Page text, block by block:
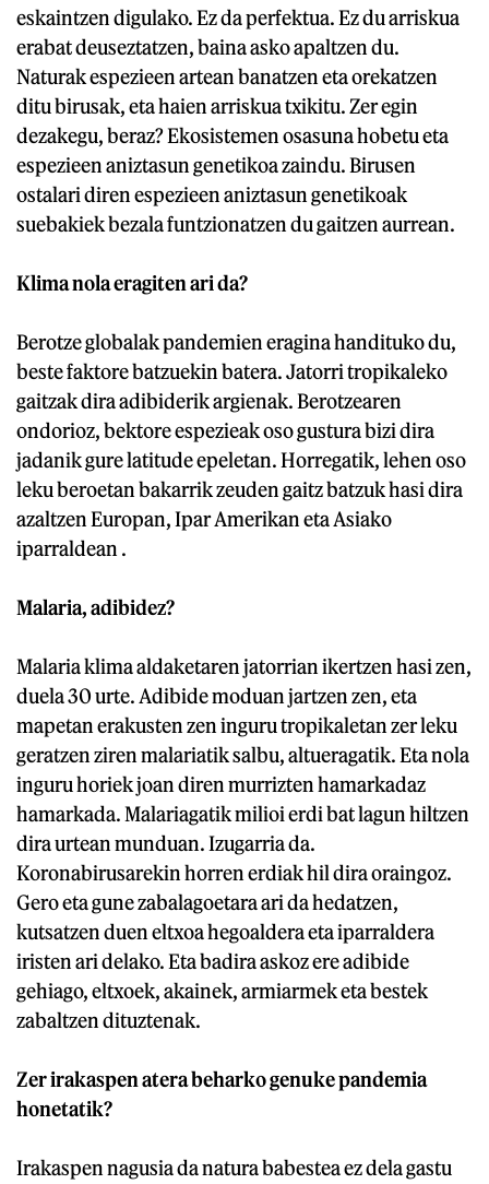
eskaintzen digulako. Ez da perfektua. Ez du arriskua
erabat deuseztatzen, baina asko apaltzen du.
Naturak espezieen artean banatzen eta orekatzen
ditu birusak, eta haien arriskua txikitu. Zer egin
dezakegu, beraz? Ekosistemen osasuna hobetu eta
espezieen aniztasun genetikoa zaindu. Birusen
ostalari diren espezieen aniztasun genetikoak
suebakiek bezala funtzionatzen du gaitzen aurrean.
Klima nola eragiten ari da?
Berotze globalak pandemien eragina handituko du,
beste faktore batzuekin batera. Jatorri tropikaleko
gaitzak dira adibiderik argienak. Berotzearen
ondorioz, bektore espezieak oso gustura bizi dira
jadanik gure latitude epeletan. Horregatik, lehen oso
leku beroetan bakarrik zeuden gaitz batzuk hasi dira
azaltzen Europan, Ipar Amerikan eta Asiako
iparraldean .
Malaria, adibidez?
Malaria klima aldaketaren jatorrian ikertzen hasi zen,
duela 30 urte. Adibide moduan jartzen zen, eta
mapetan erakusten zen inguru tropikaletan zer leku
geratzen ziren malariatik salbu, altueragatik. Eta nola
inguru horiek joan diren murrizten hamarkadaz
hamarkada. Malariagatik milioi erdi bat lagun hiltzen
dira urtean munduan. Izugarria da.
Koronabirusarekin horren erdiak hil dira oraingoz.
Gero eta gune zabalagoetara ari da hedatzen,
kutsatzen duen eltxoa hegoaldera eta iparraldera
iristen ari delako. Eta badira askoz ere adibide
gehiago, eltxoek, akainek, armiarmek eta bestek
zabaltzen dituztenak.
Zer irakaspen atera beharko genuke pandemia
honetatik?
Irakaspen nagusia da natura babestea ez dela gastu